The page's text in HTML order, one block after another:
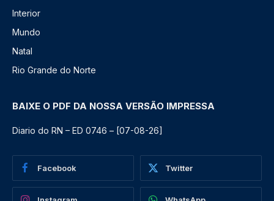
Interior
Mundo
Natal
Rio Grande do Norte
BAIXE O PDF DA NOSSA VERSÃO IMPRESSA
Diario do RN – ED 0746 – [07-08-26]
Facebook Twitter